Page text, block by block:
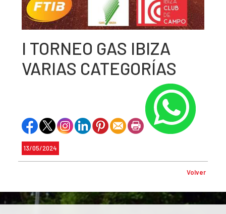
I TORNEO GAS IBIZA
VARIAS CATEGORÍAS
13/05/2024
Volver